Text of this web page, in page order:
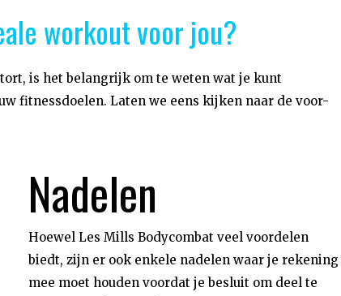
workout voor jou?
is het belangrijk om te weten wat je kunt
fitnessdoelen. Laten we eens kijken naar de voor-
Nadelen
Hoewel Les Mills Bodycombat veel voordelen
biedt, zijn er ook enkele nadelen waar je rekening
mee moet houden voordat je besluit om deel te